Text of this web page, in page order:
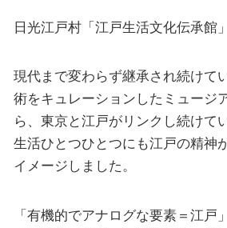
日光江戸村「江戸生活文化伝承館
現代まで変わらず継承され続けて
術をキュレーションしたミュージ
ら、東京と江戸がリンクし続けて
生活ひとつひとつにも江戸の精神
イメージしました。
「有機的でアナログな要素＝江戸